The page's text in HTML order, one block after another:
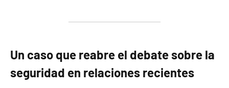
Un caso que reabre el debate sobre la
seguridad en relaciones recientes